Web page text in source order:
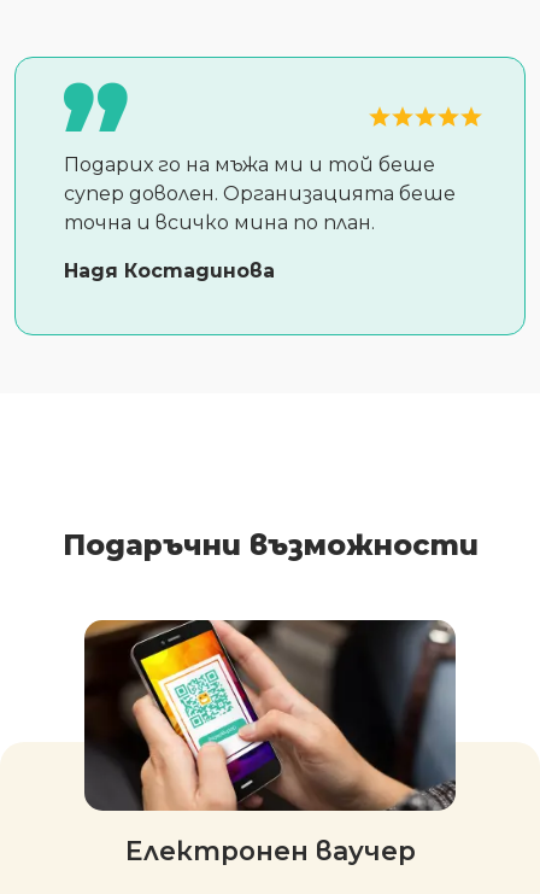
Подарих го на мъжа ми и той беше
супер доволен. Организацията беше
точна и всичко мина по план.
Надя Костадинова
Подаръчни възможности
Електронен ваучер